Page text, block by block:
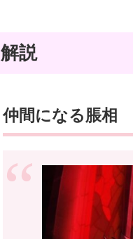
解説
仲間になる脹相